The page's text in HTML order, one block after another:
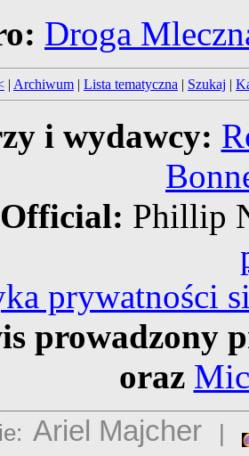
Droga
| Archiwum | Lista tematyczna | Szukaj |
i wydawcy:
Phillip
prywatności
prowadzony
oraz
Ariel Majcher |